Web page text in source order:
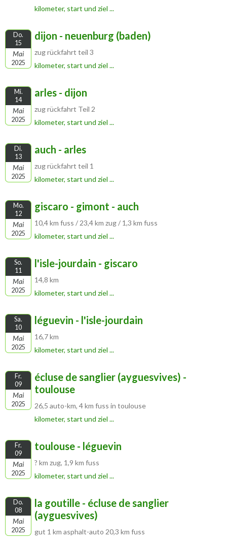
kilometer, start und ziel ...
Do.
15
Mai
2025
dijon - neuenburg (baden)
zug rückfahrt teil 3
kilometer, start und ziel ...
Mi.
14
Mai
2025
arles - dijon
zug rückfahrt Teil 2
kilometer, start und ziel ...
Di.
13
Mai
2025
auch - arles
zug rückfahrt teil 1
kilometer, start und ziel ...
Mo.
12
Mai
2025
giscaro - gimont - auch
10,4 km fuss / 23,4 km zug / 1,3 km fuss
kilometer, start und ziel ...
So.
11
Mai
2025
l'isle-jourdain - giscaro
14,8 km
kilometer, start und ziel ...
Sa.
10
Mai
2025
léguevin - l'isle-jourdain
16,7 km
kilometer, start und ziel ...
Fr.
09
Mai
2025
écluse de sanglier (ayguesvives) -
toulouse
26,5 auto-km, 4 km fuss in toulouse
kilometer, start und ziel ...
Fr.
09
Mai
2025
toulouse - léguevin
? km zug, 1,9 km fuss
kilometer, start und ziel ...
Do.
08
Mai
2025
la goutille - écluse de sanglier
(ayguesvives)
gut 1 km asphalt-auto 20,3 km fuss